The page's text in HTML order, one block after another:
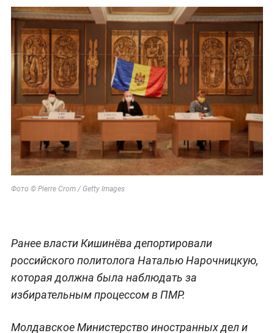
Фото © Pierre Crom / Getty Images
Ранее власти Кишинёва депортировали
российского политолога Наталью Нарочницкую,
которая должна была наблюдать за
избирательным процессом в ПМР.
Молдавское Министерство иностранных дел и